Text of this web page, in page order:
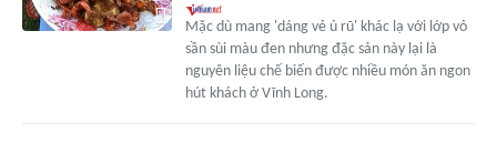
Mặc dù mang 'dáng vẻ ủ rũ' khác lạ với lớp vỏ
sần sùi màu đen nhưng đặc sản này lại là
nguyên liệu chế biến được nhiều món ăn ngon
hút khách ở Vĩnh Long.